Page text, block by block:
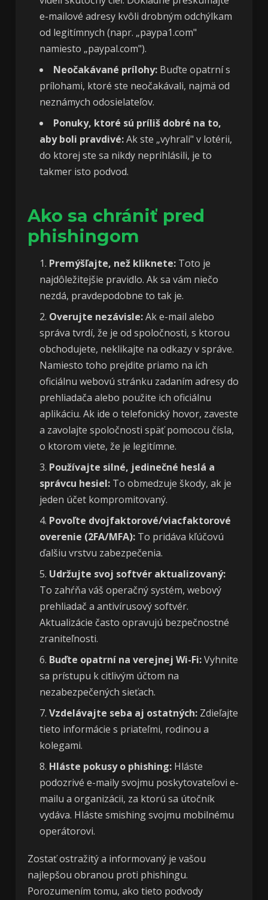
e-mailové adresy kvôli drobným odchýlkam
od legitímnych (napr. „paypa1.com"
namiesto „paypal.com").
Neočakávané prílohy: Buďte opatrní s
prílohami, ktoré ste neočakávali, najmä od
neznámych odosielateľov.
Ponuky, ktoré sú príliš dobré na to,
aby boli pravdivé:Ak ste „vyhrali" v lotérii,
do ktorej ste sa nikdy neprihlásili, je to
takmer isto podvod.
Ako sa chrániť pred
phishingom
Premýšľajte, než kliknete: Toto je
najdôležitejšie pravidlo. Ak sa vám niečo
nezdá, pravdepodobne to tak je.
Overujte nezávisle:Ak e-mail alebo
správa tvrdí, že je od spoločnosti, s ktorou
obchodujete, neklikajte na odkazy v správe.
Namiesto toho prejdite priamo na ich
oficiálnu webovú stránku zadaním adresy do
prehliadača alebo použite ich oficiálnu
aplikáciu. Ak ide o telefonický hovor, zaveste
a zavolajte spoločnosti späť pomocou čísla,
o ktorom viete, že je legitímne.
Používajte silné, jedinečné heslá a
správcu hesiel: To obmedzuje škody, ak je
jeden účet kompromitovaný.
Povoľte dvojfaktorové/viacfaktorové
overenie (2FA/MFA): To pridáva kľúčovú
ďalšiu vrstvu zabezpečenia.
Udržujte svoj softvér aktualizovaný:
To zahŕňa váš operačný systém, webový
prehliadač a antivírusový softvér.
Aktualizácie často opravujú bezpečnostné
zraniteľnosti.
Buďte opatrní na verejnej Wi-Fi:Vyhnite
sa prístupu k citlivým účtom na
nezabezpečených sieťach.
Vzdelávajte seba aj ostatných: Zdieľajte
tieto informácie s priateľmi, rodinou a
kolegami.
Hláste pokusy o phishing: Hláste
podozrivé e-maily svojmu poskytovateľovi e-
mailu a organizácii, za ktorú sa útočník
vydáva. Hláste smishing svojmu mobilnému
operátorovi.
Zostať ostražitý a informovaný je vašou
najlepšou obranou proti phishingu.
Porozumením tomu, ako tieto podvody